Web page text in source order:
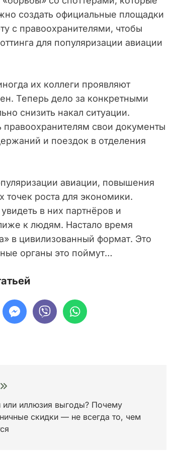
создать официальные площадки
с правоохранителями, чтобы
для популяризации авиации
их коллеги проявляют
Теперь дело за конкретными
снизить накал ситуации.
правоохранителям свои документы
и поездок в отделения
авиации, повышения
точек роста для экономики.
в них партнёров и
к людям. Настало время
в цивилизованный формат. Это
органы это поймут…
или иллюзия выгоды? Почему
скидки — не всегда то, чем